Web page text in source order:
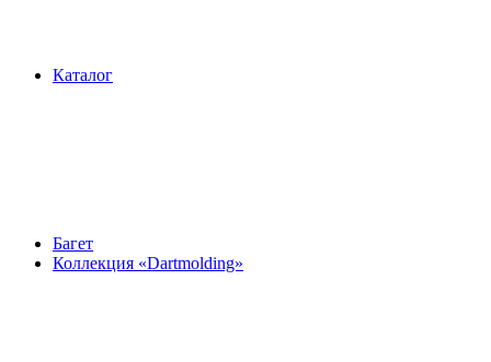
Каталог
Багет
Коллекция «Dartmolding»